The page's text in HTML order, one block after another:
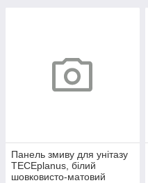
Панель змиву для унітазу
TECEplanus, білий
шовковисто-матовий